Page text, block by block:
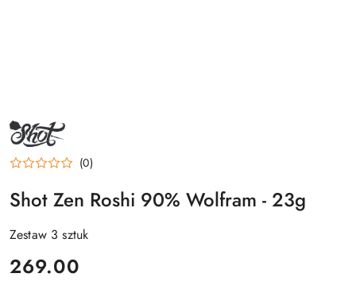
NAZWA
PRODUCENTA:
SHOT
(0)
Shot Zen Roshi 90% Wolfram - 23g
Zestaw 3 sztuk
cena:
269.00